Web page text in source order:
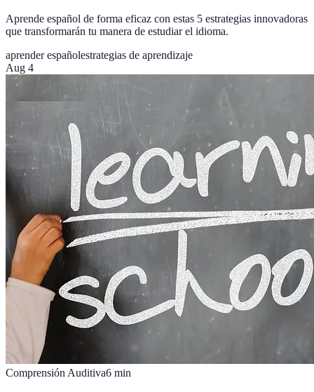
Aprende español de forma eficaz con estas 5 estrategias innovadoras
que transformarán tu manera de estudiar el idioma.
aprender españolestrategias de aprendizaje
Aug 4
Comprensión Auditiva6 min